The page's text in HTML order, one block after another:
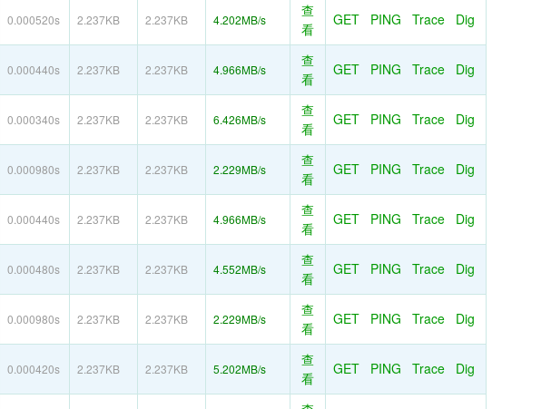
0.000520s 2.237KB 2.237KB 4.202MB/s
查
看
GET PING Trace Dig
0.000440s 2.237KB 2.237KB 4.966MB/s
查
看
GET PING Trace Dig
0.000340s 2.237KB 2.237KB 6.426MB/s
查
看
GET PING Trace Dig
0.000980s 2.237KB 2.237KB 2.229MB/s
查
看
GET PING Trace Dig
0.000440s 2.237KB 2.237KB 4.966MB/s
查
看
GET PING Trace Dig
0.000480s 2.237KB 2.237KB 4.552MB/s
查
看
GET PING Trace Dig
0.000980s 2.237KB 2.237KB 2.229MB/s
查
看
GET PING Trace Dig
0.000420s 2.237KB 2.237KB 5.202MB/s
查
看
GET PING Trace Dig